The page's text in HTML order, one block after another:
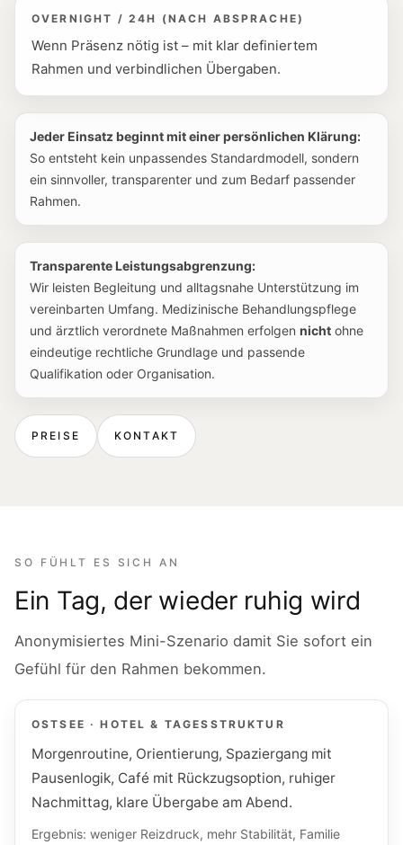
OVERNIGHT / 24H (NACH ABSPRACHE)
Wenn Präsenz nötig ist – mit klar definiertem
Rahmen und verbindlichen Übergaben.
Jeder Einsatz beginnt mit einer persönlichen Klärung:
So entsteht kein unpassendes Standardmodell, sondern
ein sinnvoller, transparenter und zum Bedarf passender
Rahmen.
Transparente Leistungsabgrenzung:
Wir leisten Begleitung und alltagsnahe Unterstützung im
vereinbarten Umfang. Medizinische Behandlungspflege
und ärztlich verordnete Maßnahmen erfolgen nicht ohne
eindeutige rechtliche Grundlage und passende
Qualifikation oder Organisation.
PREISE KONTAKT
SO FÜHLT ES SICH AN
Ein Tag, der wieder ruhig wird
Anonymisiertes Mini-Szenario damit Sie sofort ein
Gefühl für den Rahmen bekommen.
OSTSEE · HOTEL & TAGESSTRUKTUR
Morgenroutine, Orientierung, Spaziergang mit
Pausenlogik, Café mit Rückzugsoption, ruhiger
Nachmittag, klare Übergabe am Abend.
Ergebnis: weniger Reizdruck, mehr Stabilität, Familie